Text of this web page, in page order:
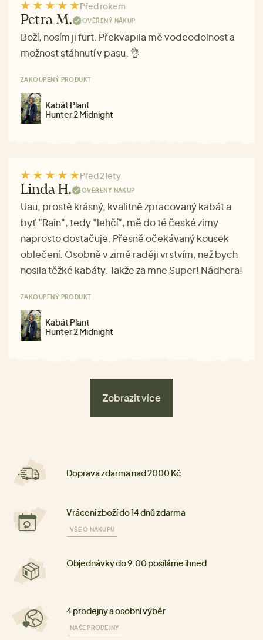
Před rokem
Petra M. OVĚŘENÝ NÁKUP
Boží, nosím ji furt. Překvapila mě vodeodolnost a
možnost stáhnutí v pasu. 👌
ZAKOUPENÝ PRODUKT
Kabát Plant
Hunter 2 Midnight
Před 2 lety
Linda H. OVĚŘENÝ NÁKUP
Uau, prostě krásný, kvalitně zpracovaný kabát a
byť "Rain", tedy "lehčí", mě do té české zimy
naprosto dostačuje. Přesně očekávaný kousek
oblečení. Osobně v zimě raději vrstvím, než bych
nosila těžké kabáty. Takže za mne Super! Nádhera!
ZAKOUPENÝ PRODUKT
Kabát Plant
Hunter 2 Midnight
Zobrazit více
Doprava zdarma nad 2000 Kč
Vrácení zboží do 14 dnů zdarma
VŠE O NÁKUPU
Objednávky do 9:00 posíláme ihned
4 prodejny a osobní výběr
NAŠE PRODEJNY